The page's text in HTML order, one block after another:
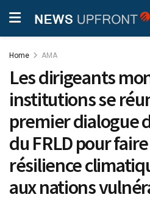
Home AMA
Les dirigeants
institutions se
premier dialogue
du FRLD pour
résilience
aux nations